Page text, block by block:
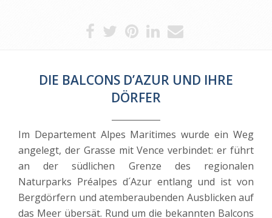
DIE BALCONS D’AZUR UND IHRE
DÖRFER
Im Departement Alpes Maritimes wurde ein Weg
angelegt, der Grasse mit Vence verbindet: er führt
an der südlichen Grenze des regionalen
Naturparks Préalpes d´Azur entlang und ist von
Bergdörfern und atemberaubenden Ausblicken auf
das Meer übersät. Rund um die bekannten Balcons